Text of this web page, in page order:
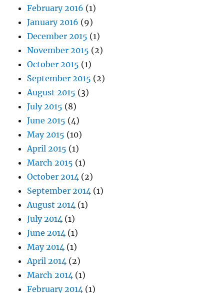
February 2016 (1)
January 2016 (9)
December 2015 (1)
November 2015 (2)
October 2015 (1)
September 2015 (2)
August 2015 (3)
July 2015 (8)
June 2015 (4)
May 2015 (10)
April 2015 (1)
March 2015 (1)
October 2014 (2)
September 2014 (1)
August 2014 (1)
July 2014 (1)
June 2014 (1)
May 2014 (1)
April 2014 (2)
March 2014 (1)
February 2014 (1)